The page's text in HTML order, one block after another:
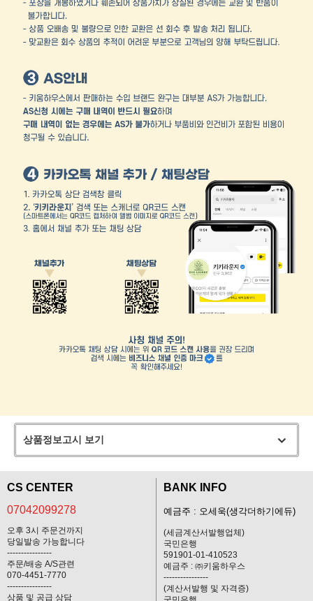
상품정보고시 보기
CS CENTER
07042099278
오후 3시 주문건까지
당일발송 가능합니다
----------------
주문/배송 A/S관련
070-4451-7770
----------------
상품 및 공급 상담
BANK INFO
예금주 : 오세욱(생각더하기에듀)
(세금계산서발행업체)
국민은행
591901-01-410523
예금주 : ㈜키움하우스
----------------
(계산서발행 및 자격증)